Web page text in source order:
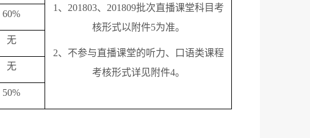
1 、 201803、 201809批次直播课堂科目考
核形式以附件5为准。
2、不参与直播课堂的听力、口语类课程
考核形式详见附件4。
60%
无
无
50%